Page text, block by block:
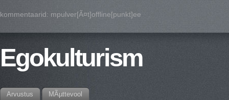
kommentaarid: mpulver[Ã¤t]offline[punkt]ee
Egokulturism
Arvustus MÃµttevool